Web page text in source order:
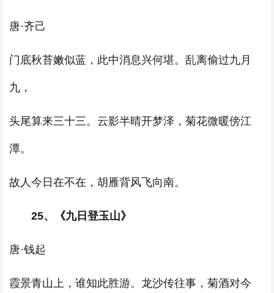
唐·齐己
门底秋苔嫩似蓝，此中消息兴何堪。乱离偷过九月
九，
头尾算来三十三。云影半晴开梦泽，菊花微暖傍江
潭。
故人今日在不在，胡雁背风飞向南。
25、《九日登玉山》
唐·钱起
霞景青山上，谁知此胜游。龙沙传往事，菊酒对今